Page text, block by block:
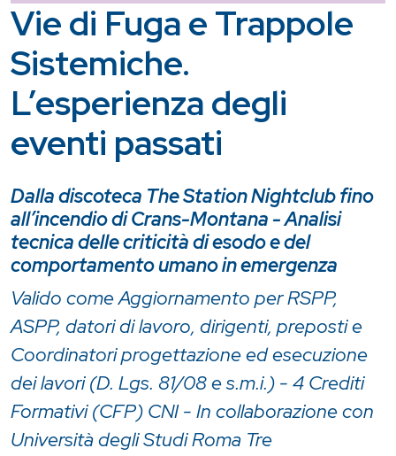
Vie di Fuga e Trappole
Sistemiche.
L’esperienza degli
eventi passati
Dalla discoteca The Station Nightclub fino
all’incendio di Crans-Montana - Analisi
tecnica delle criticità di esodo e del
comportamento umano in emergenza
Valido come Aggiornamento per RSPP,
ASPP, datori di lavoro, dirigenti, preposti e
Coordinatori progettazione ed esecuzione
dei lavori (D. Lgs. 81/08 e s.m.i.) - 4 Crediti
Formativi (CFP) CNI - In collaborazione con
Università degli Studi Roma Tre